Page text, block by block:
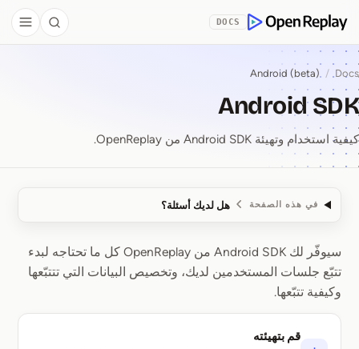
OpenReplay
DOCS
Search
Docs
/
Android (beta)
Android SDK
كيفية استخدام وتهيئة Android SDK من OpenReplay.
في هذه الصفحة هل لديك أسئلة؟
Android SDK
سيوفّر لك Android SDK من OpenReplay كل ما تحتاجه لبدء
تتبّع جلسات المستخدمين لديك، وتخصيص البيانات التي تتتبّعها
وكيفية تتبّعها.
قم بتهيئته